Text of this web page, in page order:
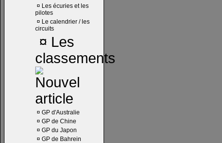
¤ Les écuries et les
pilotes
¤ Le calendrier / les
circuits
¤ Les
classements
¤ GP d'Australie
¤ GP de Chine
¤ GP du Japon
¤ GP de Bahrein